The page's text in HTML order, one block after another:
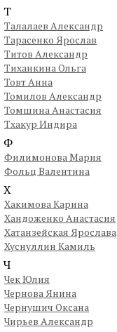
Т
Талалаев Александр
Тарасенко Ярослав
Титов Александр
Тиханкина Ольга
Товт Анна
Томилов Александр
Томшина Анастасия
Тхакур Индира
Ф
Филимонова Мария
Фольц Валентина
Х
Хакимова Карина
Хандоженко Анастасия
Хатанзейская Ярослава
Хуснуллин Камиль
Ч
Чек Юлия
Чернова Янина
Чернушич Оксана
Чирьев Александр